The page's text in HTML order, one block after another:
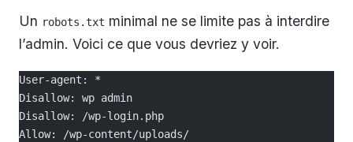
Un robots.txt minimal ne se limite pas à interdire
l’admin. Voici ce que vous devriez y voir.
User-agent: *
Disallow: wp admin
Disallow: /wp-login.php
Allow: /wp-content/uploads/